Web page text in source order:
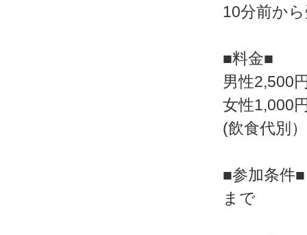
10分前か
■料金■
男性2,500
女性1,000
(飲食代別）
■参加条件
まで